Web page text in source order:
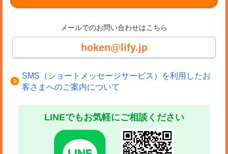
メールでのお問い合わせはこちら
hoken@lify.jp
SMS（ショートメッセージサービス）を利用したお
客さまへのご案内について
LINEでもお気軽にご相談ください